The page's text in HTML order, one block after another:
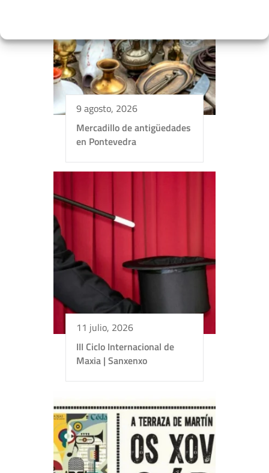
9 agosto, 2026
Mercadillo de antigüedades
en Pontevedra
11 julio, 2026
III Ciclo Internacional de
Maxia | Sanxenxo